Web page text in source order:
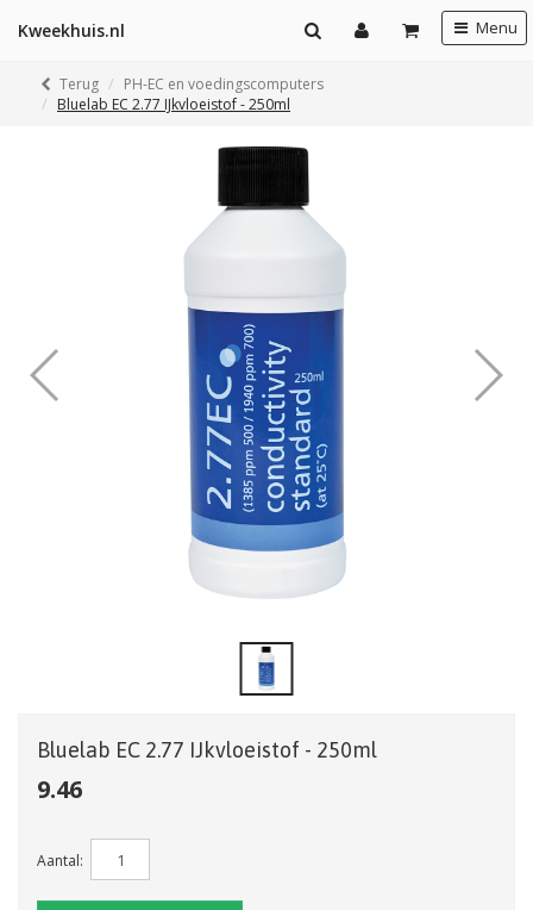
Kweekhuis.nl Menu
Terug
PH-EC en voedingscomputers
Bluelab EC 2.77 IJkvloeistof - 250ml
Bluelab EC 2.77 IJkvloeistof - 250ml
9.46
Aantal: